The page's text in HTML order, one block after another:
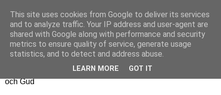
Fyren
Fyren finns för att sprida ljus i mörkret
För att påminna om guldkanterna i tillvaron
Här samsas jakt, hantverk, odling, och andra tankar om livet
och Gud
This site uses cookies from Google to deliver its services
and to analyze traffic. Your IP address and user-agent are
shared with Google along with performance and security
metrics to ensure quality of service, generate usage
statistics, and to detect and address abuse.
LEARN MORE GOT IT